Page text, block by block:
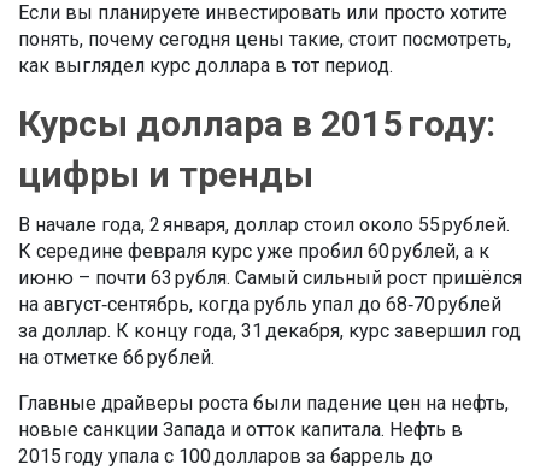
Если вы планируете инвестировать или просто хотите
понять, почему сегодня цены такие, стоит посмотреть,
как выглядел курс доллара в тот период.
Курсы доллара в 2015 году:
цифры и тренды
В начале года, 2 января, доллар стоил около 55 рублей.
К середине февраля курс уже пробил 60 рублей, а к
июню – почти 63 рубля. Самый сильный рост пришёлся
на август‑сентябрь, когда рубль упал до 68‑70 рублей
за доллар. К концу года, 31 декабря, курс завершил год
на отметке 66 рублей.
Главные драйверы роста были падение цен на нефть,
новые санкции Запада и отток капитала. Нефть в
2015 году упала с 100 долларов за баррель до